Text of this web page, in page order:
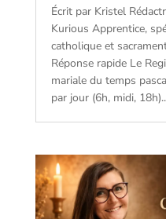
Écrit par Kristel
Kurious Apprentice,
catholique et
Réponse rapide Le
mariale du temps
par jour (6h, midi,